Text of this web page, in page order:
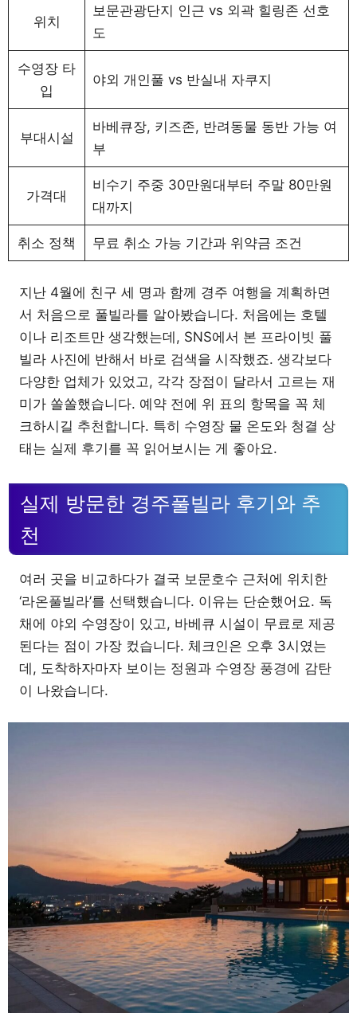
위치
보문관광단지 인근 vs 외곽 힐링존 선호
도
수영장 타
입
야외 개인풀 vs 반실내 자쿠지
부대시설
바베큐장, 키즈존, 반려동물 동반 가능 여
부
가격대
비수기 주중 30만원대부터 주말 80만원
대까지
취소 정책 무료 취소 가능 기간과 위약금 조건
지난 4월에 친구 세 명과 함께 경주 여행을 계획하면
서 처음으로 풀빌라를 알아봤습니다. 처음에는 호텔
이나 리조트만 생각했는데, SNS에서 본 프라이빗 풀
빌라 사진에 반해서 바로 검색을 시작했죠. 생각보다
다양한 업체가 있었고, 각각 장점이 달라서 고르는 재
미가 쏠쏠했습니다. 예약 전에 위 표의 항목을 꼭 체
크하시길 추천합니다. 특히 수영장 물 온도와 청결 상
태는 실제 후기를 꼭 읽어보시는 게 좋아요.
실제 방문한 경주풀빌라 후기와 추
천
여러 곳을 비교하다가 결국 보문호수 근처에 위치한
‘라온풀빌라’를 선택했습니다. 이유는 단순했어요. 독
채에 야외 수영장이 있고, 바베큐 시설이 무료로 제공
된다는 점이 가장 컸습니다. 체크인은 오후 3시였는
데, 도착하자마자 보이는 정원과 수영장 풍경에 감탄
이 나왔습니다.